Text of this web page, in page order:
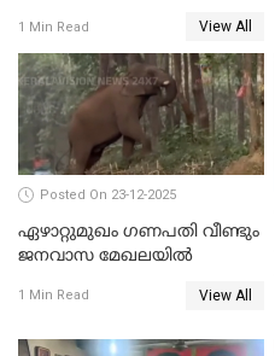
1 Min Read View All
Posted On 23-12-2025
ഏഴാറ്റുമുഖം ഗണപതി വീണ്ടും
ജനവാസ മേഖലയിൽ
1 Min Read View All